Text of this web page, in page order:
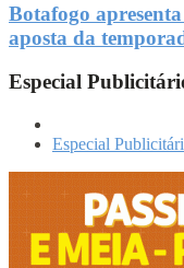
Botafogo
aposta da
Especial
Especial